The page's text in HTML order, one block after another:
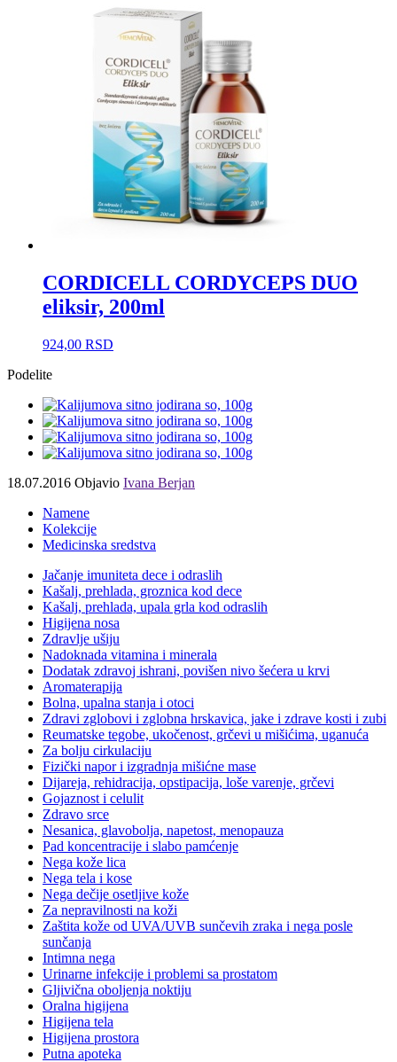
CORDICELL CORDYCEPS DUO
eliksir, 200ml
924,00 RSD
Podelite
18.07.2016 Objavio Ivana Berjan
Namene
Kolekcije
Medicinska sredstva
Jačanje imuniteta dece i odraslih
Kašalj, prehlada, groznica kod dece
Kašalj, prehlada, upala grla kod odraslih
Higijena nosa
Zdravlje ušiju
Nadoknada vitamina i minerala
Dodatak zdravoj ishrani, povišen nivo šećera u krvi
Aromaterapija
Bolna, upalna stanja i otoci
Zdravi zglobovi i zglobna hrskavica, jake i zdrave kosti i zubi
Reumatske tegobe, ukočenost, grčevi u mišićima, uganuća
Za bolju cirkulaciju
Fizički napor i izgradnja mišićne mase
Dijareja, rehidracija, opstipacija, loše varenje, grčevi
Gojaznost i celulit
Zdravo srce
Nesanica, glavobolja, napetost, menopauza
Pad koncentracije i slabo pamćenje
Nega kože lica
Nega tela i kose
Nega dečije osetljive kože
Za nepravilnosti na koži
Zaštita kože od UVA/UVB sunčevih zraka i nega posle
sunčanja
Intimna nega
Urinarne infekcije i problemi sa prostatom
Gljivična oboljenja noktiju
Oralna higijena
Higijena tela
Higijena prostora
Putna apoteka